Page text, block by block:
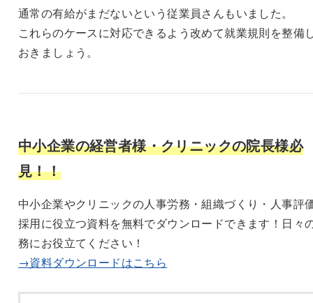
通常の有給がまだないという従業員さんもいました。
これらのケースに対応できるよう改めて就業規則を整備
おきましょう。
中小企業の経営者様・クリニックの院長様必
見！！
中小企業やクリニックの人事労務・組織づくり・人事評
採用に役立つ資料を無料でダウンロードできます！日々
務にお役立てください！
→資料ダウンロードはこちら